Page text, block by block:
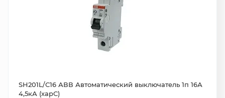
SH201L/С16 АВВ Автоматический выключатель 1п 16А
4,5кА (харС)